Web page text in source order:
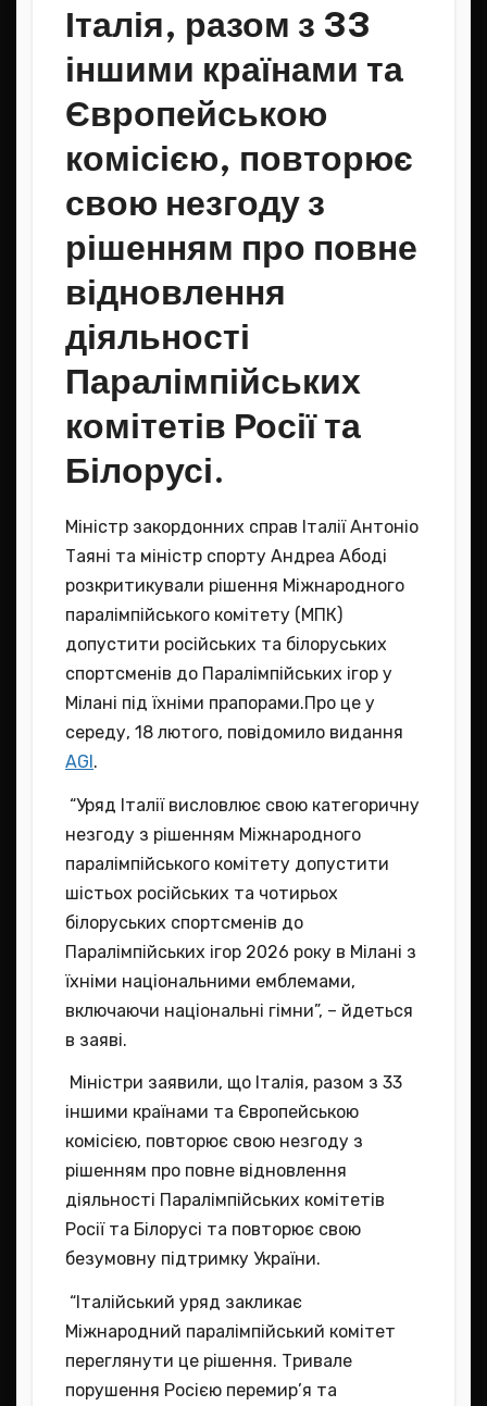
Італія, разом з 33
іншими країнами та
Європейською
комісією, повторює
свою незгоду з
рішенням про повне
відновлення
діяльності
Паралімпійських
комітетів Росії та
Білорусі.
Міністр закордонних справ Італії Антоніо
Таяні та міністр спорту Андреа Абоді
розкритикували рішення Міжнародного
паралімпійського комітету (МПК)
допустити російських та білоруських
спортсменів до Паралімпійських ігор у
Мілані під їхніми прапорами.Про це у
середу, 18 лютого, повідомило видання
AGI.
“Уряд Італії висловлює свою категоричну
незгоду з рішенням Міжнародного
паралімпійського комітету допустити
шістьох російських та чотирьох
білоруських спортсменів до
Паралімпійських ігор 2026 року в Мілані з
їхніми національними емблемами,
включаючи національні гімни”, – йдеться
в заяві.
Міністри заявили, що Італія, разом з 33
іншими країнами та Європейською
комісією, повторює свою незгоду з
рішенням про повне відновлення
діяльності Паралімпійських комітетів
Росії та Білорусі та повторює свою
безумовну підтримку України.
“Італійський уряд закликає
Міжнародний паралімпійський комітет
переглянути це рішення. Тривале
порушення Росією перемир’я та